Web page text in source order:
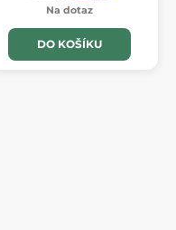
Na dotaz
DO KOŠÍKU